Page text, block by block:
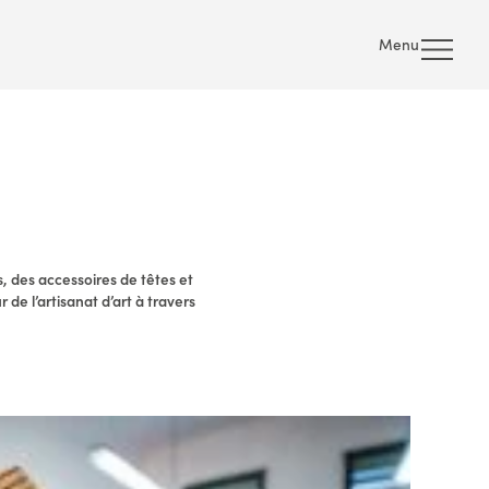
Menu
des accessoires de têtes et
l’artisanat d’art à travers